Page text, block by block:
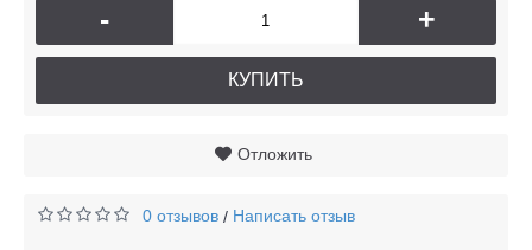
- +
КУПИТЬ
Отложить
0 отзывов / Написать отзыв